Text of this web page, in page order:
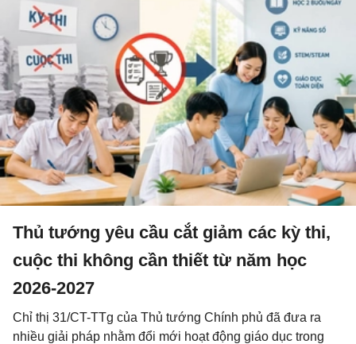
Thủ tướng yêu cầu cắt giảm các kỳ thi,
cuộc thi không cần thiết từ năm học
2026-2027
Chỉ thị 31/CT-TTg của Thủ tướng Chính phủ đã đưa ra
nhiều giải pháp nhằm đổi mới hoạt động giáo dục trong